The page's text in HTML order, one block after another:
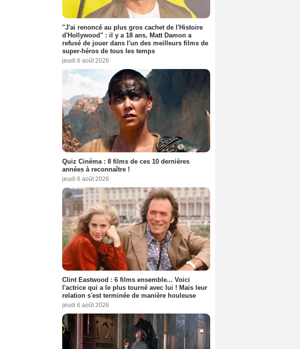
"J'ai renoncé au plus gros cachet de l'Histoire
d'Hollywood" : il y a 18 ans, Matt Damon a
refusé de jouer dans l'un des meilleurs films de
super-héros de tous les temps
jeudi 6 août 2026
Quiz Cinéma : 8 films de ces 10 dernières
années à reconnaître !
jeudi 6 août 2026
Clint Eastwood : 6 films ensemble... Voici
l'actrice qui a le plus tourné avec lui ! Mais leur
relation s'est terminée de manière houleuse
jeudi 6 août 2026